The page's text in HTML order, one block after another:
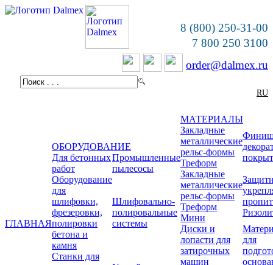
8 (800) 250-31-00
7 800 250 3100
order@dalmex.ru
RU
ГЛАВНАЯ
ОБОРУДОВАНИЕ
Для бетонных
работ
Промышленные
пылесосы
Оборудование
для
шлифовки,
фрезеровки,
полировки
бетона и
камня
Шлифовально-
полировальные
системы
Станки для
МАТЕРИАЛЫ
Закладные
металлические
рельс-формы
Треформ
Закладные
металлические
рельс-формы
Треформ
Мини
Диски и
лопасти для
затирочных
машин
для